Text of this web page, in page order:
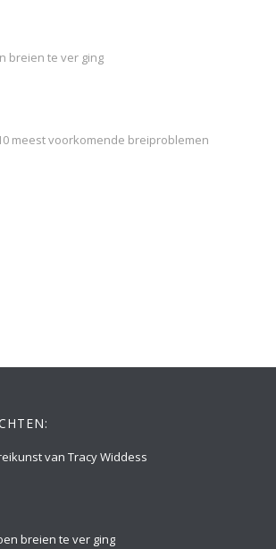
breien te ver ging
meest voorkomende breiproblemen
van Tracy Widdess
breien te ver ging